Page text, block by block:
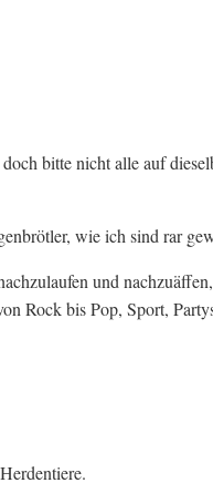
bitte nicht alle auf
wie ich sind rar
und
Rock bis Pop, Sport,